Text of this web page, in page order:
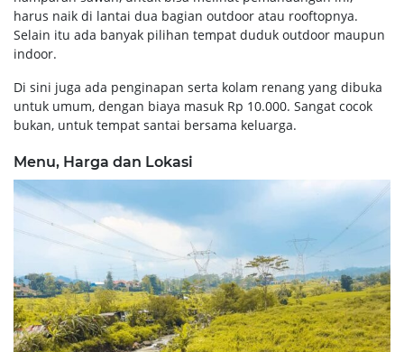
harus naik di lantai dua bagian outdoor atau rooftopnya.
Selain itu ada banyak pilihan tempat duduk outdoor maupun
indoor.
Di sini juga ada penginapan serta kolam renang yang dibuka
untuk umum, dengan biaya masuk Rp 10.000. Sangat cocok
bukan, untuk tempat santai bersama keluarga.
Menu, Harga dan Lokasi